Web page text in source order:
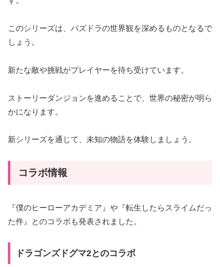
このシリーズは、パズドラの世界観を深めるものとなるで
しょう。
新たな敵や挑戦がプレイヤーを待ち受けています。
ストーリーダンジョンを進めることで、世界の秘密が明ら
かになります。
新シリーズを通じて、未知の物語を体験しましょう。
コラボ情報
『僕のヒーローアカデミア』や『転生したらスライムだっ
た件』とのコラボも発表されました。
ドラゴンズドグマ2とのコラボ